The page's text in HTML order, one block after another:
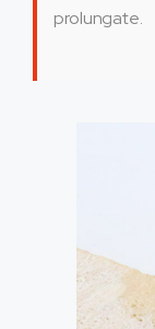
prolungate.